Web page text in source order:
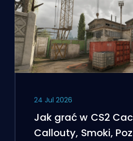
24 Jul 2026
Jak grać w CS2
Callouty, Smoki,